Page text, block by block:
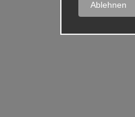
Ablehnen